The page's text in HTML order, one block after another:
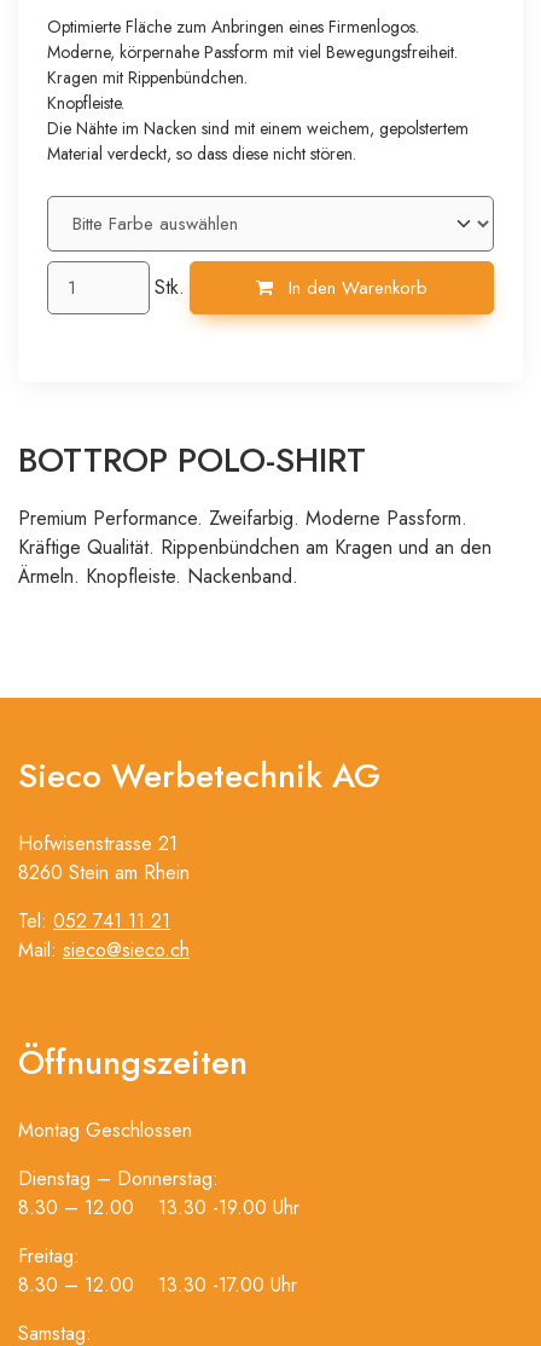
Optimierte Fläche zum Anbringen eines Firmenlogos.
Moderne, körpernahe Passform mit viel Bewegungsfreiheit.
Kragen mit Rippenbündchen.
Knopfleiste.
Die Nähte im Nacken sind mit einem weichem, gepolstertem
Material verdeckt, so dass diese nicht stören.
Stk. In den Warenkorb
BOTTROP POLO-SHIRT
Premium Performance. Zweifarbig. Moderne Passform.
Kräftige Qualität. Rippenbündchen am Kragen und an den
Ärmeln. Knopfleiste. Nackenband.
Sieco Werbetechnik AG
Hofwisenstrasse 21
8260 Stein am Rhein
Tel: 052 741 11 21
Mail: sieco@sieco.ch
Öffnungszeiten
Montag Geschlossen
Dienstag – Donnerstag:
8.30 – 12.00 13.30 -19.00 Uhr
Freitag:
8.30 – 12.00 13.30 -17.00 Uhr
Samstag: